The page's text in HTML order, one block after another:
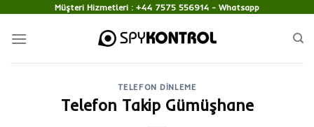
content
Müşteri Hizmetleri : +44 7575 556914 - Whatsapp
TELEFON DINLEME
Telefon Takip Gümüşhane